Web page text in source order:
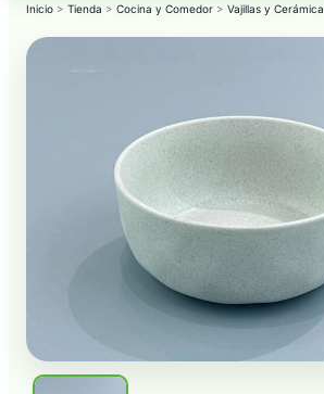
Inicio > Tienda > Cocina y Comedor > Vajillas y Cerámica